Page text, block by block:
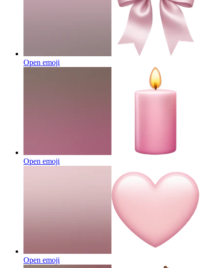
Open emoji
Open emoji
Open emoji